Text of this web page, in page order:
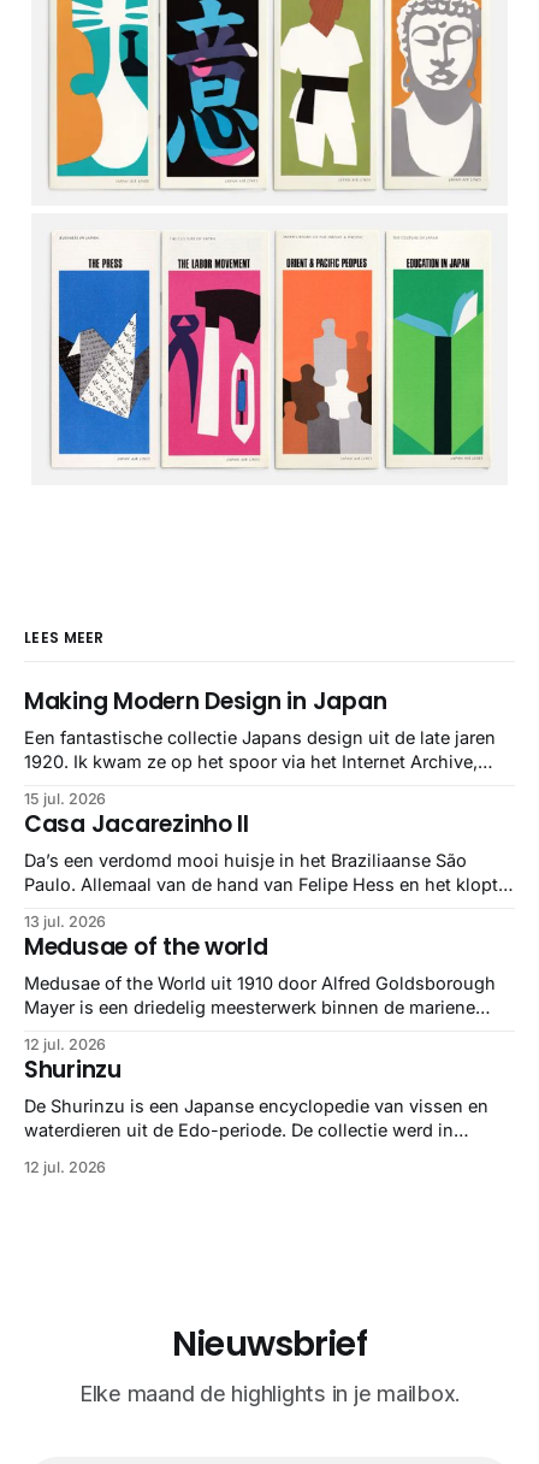
LEES MEER
Making Modern Design in Japan
Een fantastische collectie Japans design uit de late jaren
1920. Ik kwam ze op het spoor via het Internet Archive,
gebundeld in een: boek ✨ Daarin hebben ze alle scans een
stuk netter getrokken, maar op deze manier vind ik ze er
minstens
15 jul. 2026
Casa Jacarezinho II
Da’s een verdomd mooi huisje in het Braziliaanse São
Paulo. Allemaal van de hand van Felipe Hess en het klopt
13 jul. 2026
Medusae of the world
Medusae of the World uit 1910 door Alfred Goldsborough
Mayer is een driedelig meesterwerk binnen de mariene
gedetailleerd overzicht van kwallensoorten en hun
taxonomie. Het boek staat bekend om de combinatie van
strikte wetenschap met prachtige, handgetekende
illustraties en kleurendrukplaten van Mayer zelf.
12 jul. 2026
Shurinzu
De Shurinzu is een Japanse encyclopedie van vissen en
waterdieren uit de Edo-periode. De collectie werd in
bekend om verfijnde technieken en bijna driedimensionale
12 jul. 2026
Nieuwsbrief
Elke maand de highlights in je mailbox.